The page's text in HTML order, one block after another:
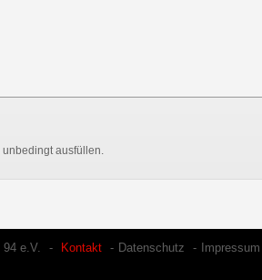
ausfüllen.
e.V. - Kontakt - Datenschutz - Impressum